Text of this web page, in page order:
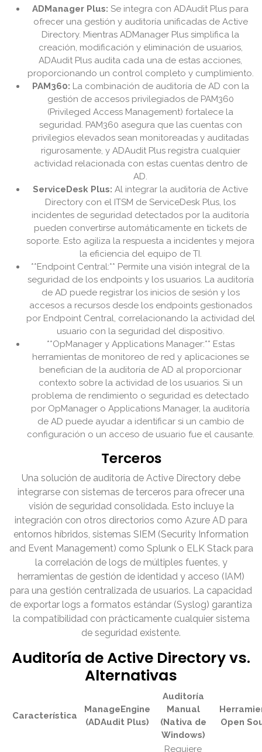
ADManager Plus: Se integra con ADAudit Plus para
ofrecer una gestión y auditoría unificadas de Active
Directory. Mientras ADManager Plus simplifica la
creación, modificación y eliminación de usuarios,
ADAudit Plus audita cada una de estas acciones,
proporcionando un control completo y cumplimiento.
PAM360: La combinación de auditoría de AD con la
gestión de accesos privilegiados de PAM360
(Privileged Access Management) fortalece la
seguridad. PAM360 asegura que las cuentas con
privilegios elevados sean monitoreadas y auditadas
rigurosamente, y ADAudit Plus registra cualquier
actividad relacionada con estas cuentas dentro de
AD.
ServiceDesk Plus: Al integrar la auditoría de Active
Directory con el ITSM de ServiceDesk Plus, los
incidentes de seguridad detectados por la auditoría
pueden convertirse automáticamente en tickets de
soporte. Esto agiliza la respuesta a incidentes y mejora
la eficiencia del equipo de TI.
**Endpoint Central:** Permite una visión integral de la
seguridad de los endpoints y los usuarios. La auditoría
de AD puede registrar los inicios de sesión y los
accesos a recursos desde los endpoints gestionados
por Endpoint Central, correlacionando la actividad del
usuario con la seguridad del dispositivo.
**OpManager y Applications Manager:** Estas
herramientas de monitoreo de red y aplicaciones se
benefician de la auditoría de AD al proporcionar
contexto sobre la actividad de los usuarios. Si un
problema de rendimiento o seguridad es detectado
por OpManager o Applications Manager, la auditoría
de AD puede ayudar a identificar si un cambio de
configuración o un acceso de usuario fue el causante.
Terceros
Una solución de auditoría de Active Directory debe
integrarse con sistemas de terceros para ofrecer una
visión de seguridad consolidada. Esto incluye la
integración con otros directorios como Azure AD para
entornos híbridos, sistemas SIEM (Security Information
and Event Management) como Splunk o ELK Stack para
la correlación de logs de múltiples fuentes, y
herramientas de gestión de identidad y acceso (IAM)
para una gestión centralizada de usuarios. La capacidad
de exportar logs a formatos estándar (Syslog) garantiza
la compatibilidad con prácticamente cualquier sistema
de seguridad existente.
Auditoría de Active Directory vs.
Alternativas
Característica
ManageEngine
(ADAudit Plus)
Auditoría
Manual
(Nativa de
Windows)
Open
Requiere